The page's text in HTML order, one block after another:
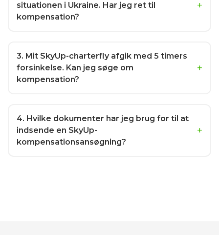
situationen i Ukraine. Har jeg ret til
kompensation?
3. Mit SkyUp-charterfly afgik med 5 timers
forsinkelse. Kan jeg søge om
kompensation?
4. Hvilke dokumenter har jeg brug for til at
indsende en SkyUp-
kompensationsansøgning?